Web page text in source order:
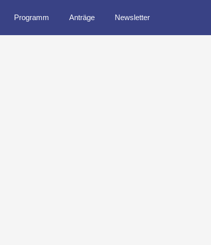
Programm Anträge Newsletter